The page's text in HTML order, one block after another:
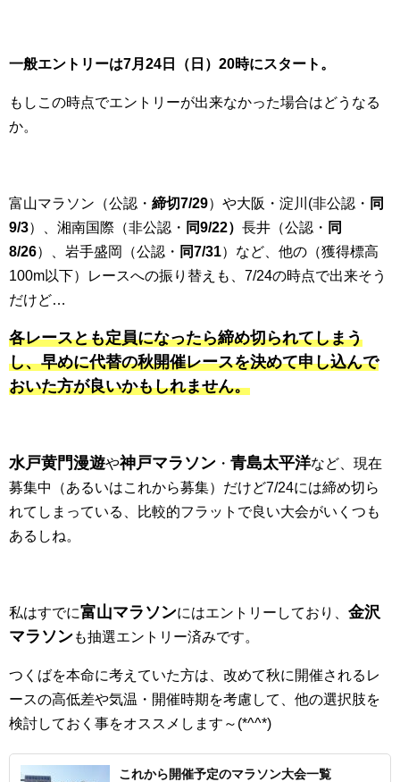
一般エントリーは7月24日（日）20時にスタート。
もしこの時点でエントリーが出来なかった場合はどうなる
か。
富山マラソン（公認・ 締切7/29）や大阪・淀川(非公認・ 同
9/3）、湘南国際（非公認・ 同9/22） 長井（公認・ 同
8/26）、岩手盛岡（公認・ 同7/31）など、他の（獲得標高
100m以下）レースへの振り替えも、7/24の時点で出来そう
だけど…
各レースとも定員になったら締め切られてしまう
し、早めに代替の秋開催レースを決めて申し込んで
おいた方が良いかもしれません。
水戸黄門漫遊や神戸マラソン ・ 青島太平洋など、現在
募集中（あるいはこれから募集）だけど7/24には締め切ら
れてしまっている、比較的フラットで良い大会がいくつも
あるしね。
私はすでに富山マラソンにはエントリーしており、 金沢
マラソンも抽選エントリー済みです。
つくばを本命に考えていた方は、改めて秋に開催されるレ
ースの高低差や気温・開催時期を考慮して、他の選択肢を
検討しておく事をオススメします～(*^^*)
これから開催予定のマラソン大会一覧